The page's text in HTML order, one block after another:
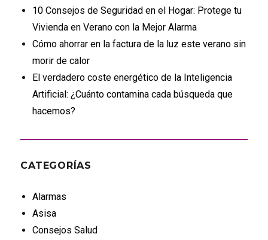
10 Consejos de Seguridad en el Hogar: Protege tu
Vivienda en Verano con la Mejor Alarma
Cómo ahorrar en la factura de la luz este verano sin
morir de calor
El verdadero coste energético de la Inteligencia
Artificial: ¿Cuánto contamina cada búsqueda que
hacemos?
CATEGORÍAS
Alarmas
Asisa
Consejos Salud